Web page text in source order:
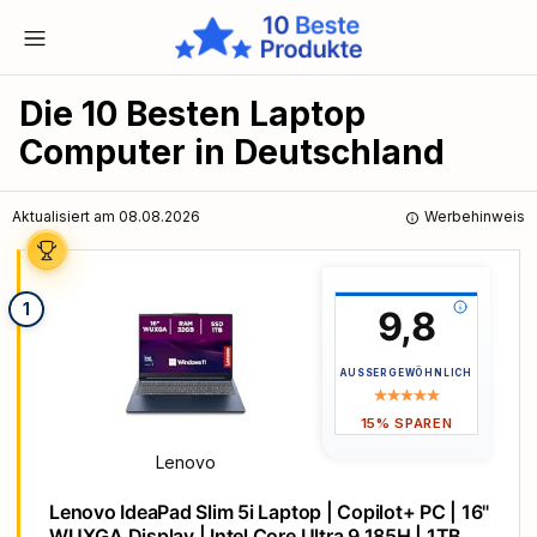
Die 10 Besten Laptop
Computer in Deutschland
Aktualisiert am 08.08.2026 Werbehinweis
1 9,8
AUSSERGEWÖHNLICH
15% SPAREN
Lenovo
Lenovo IdeaPad Slim 5i Laptop | Copilot+ PC | 16"